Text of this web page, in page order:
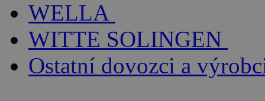
WELLA
WITTE SOLINGEN
Ostatní dovozci a